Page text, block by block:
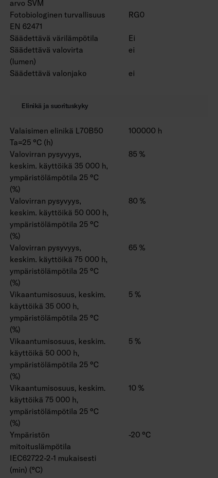
arvo SVM
Fotobiologinen turvallisuus
EN 62471
RG0
Säädettävä värilämpötila
Ei
Säädettävä valovirta
(lumen)
ei
Säädettävä valonjako ei
Elinikä ja suorituskyky
Valaisimen elinikä L70B50
Ta=25 °C (h)
100000 h
Valovirran pysyvyys,
keskim. käyttöikä 35 000 h,
ympäristölämpötila 25 °C
(%)
85 %
Valovirran pysyvyys,
keskim. käyttöikä 50 000 h,
ympäristölämpötila 25 °C
(%)
80 %
Valovirran pysyvyys,
keskim. käyttöikä 75 000 h,
ympäristölämpötila 25 °C
(%)
65 %
Vikaantumisosuus, keskim.
käyttöikä 35 000 h,
ympäristölämpötila 25 °C
(%)
5 %
Vikaantumisosuus, keskim.
käyttöikä 50 000 h,
ympäristölämpötila 25 °C
(%)
5 %
Vikaantumisosuus, keskim.
käyttöikä 75 000 h,
ympäristölämpötila 25 °C
(%)
10 %
Ympäristön
mitoituslämpötila
IEC62722-2-1 mukaisesti
(min) (°C)
-20 °C